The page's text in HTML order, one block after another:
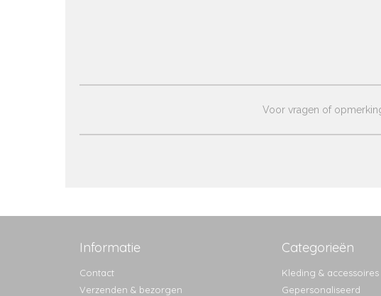
Voor vragen of
Informatie
Contact
Verzenden & bezorgen
Categorieën
Kleding & accessoires
Gepersonaliseerd